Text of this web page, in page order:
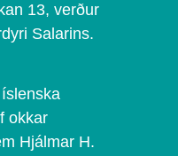
13, verður
Salarins.
okkar
Hjálmar H.